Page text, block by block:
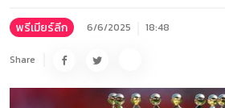
พรีเมียร์ลีก 6/6/2025 18:48
Share